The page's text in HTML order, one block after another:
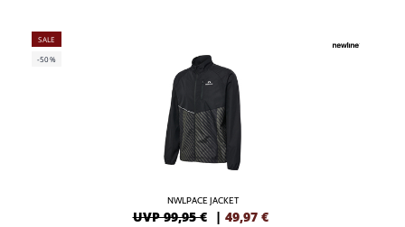
SALE
-50%
NWLPACE JACKET
UVP 99,95 € | 49,97 €